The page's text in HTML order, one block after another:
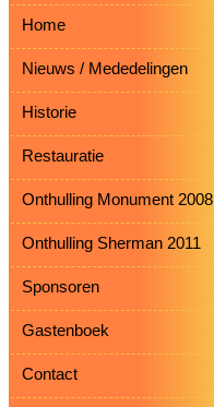
Home
Nieuws / Mededelingen
Historie
Restauratie
Onthulling Monument 2008
Onthulling Sherman 2011
Sponsoren
Gastenboek
Contact